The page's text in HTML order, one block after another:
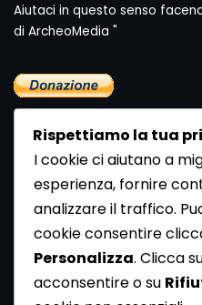
Aiutaci in questo senso
di ArcheoMedia "
Newsletter
Se vuoi ricevere la Rivista
dalla Redazione di
Newsletter [Clicca Qui]
Rispettiamo la tua
I cookie ci aiutano a
esperienza, fornire
analizzare il traffico.
cookie consentire
Personalizza. Clicca
acconsentire o su